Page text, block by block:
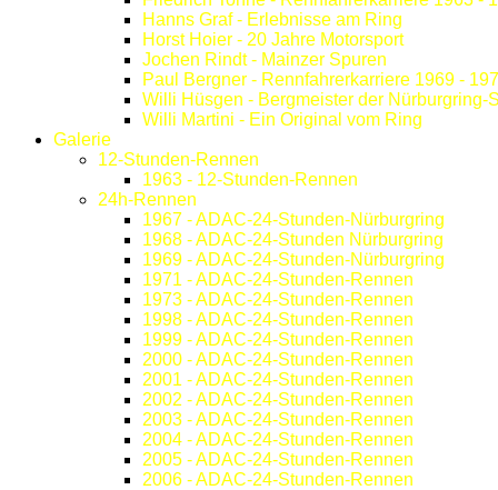
Hanns Graf - Erlebnisse am Ring
Horst Hoier - 20 Jahre Motorsport
Jochen Rindt - Mainzer Spuren
Paul Bergner - Rennfahrerkarriere 1969 -
Willi Hüsgen - Bergmeister der Nürburgring-
Willi Martini - Ein Original vom Ring
Galerie
12-Stunden-Rennen
1963 - 12-Stunden-Rennen
24h-Rennen
1967 - ADAC-24-Stunden-Nürburgring
1968 - ADAC-24-Stunden Nürburgring
1969 - ADAC-24-Stunden-Nürburgring
1971 - ADAC-24-Stunden-Rennen
1973 - ADAC-24-Stunden-Rennen
1998 - ADAC-24-Stunden-Rennen
1999 - ADAC-24-Stunden-Rennen
2000 - ADAC-24-Stunden-Rennen
2001 - ADAC-24-Stunden-Rennen
2002 - ADAC-24-Stunden-Rennen
2003 - ADAC-24-Stunden-Rennen
2004 - ADAC-24-Stunden-Rennen
2005 - ADAC-24-Stunden-Rennen
2006 - ADAC-24-Stunden-Rennen